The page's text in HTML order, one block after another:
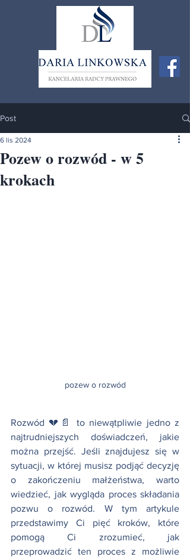
Post
Pozew o rozwód - w 5
krokach
6 lis 2024
pozew o rozwód
Rozwód 💔📄 to niewątpliwie jedno z
najtrudniejszych doświadczeń, jakie
można przejść. Jeśli znajdujesz się w
sytuacji, w której musisz podjąć decyzję
o zakończeniu małżeństwa, warto
wiedzieć, jak wygląda proces składania
pozwu o rozwód. W tym artykule
przedstawimy Ci pięć kroków, które
pomogą Ci zrozumieć, jak
przeprowadzić ten proces z możliwie